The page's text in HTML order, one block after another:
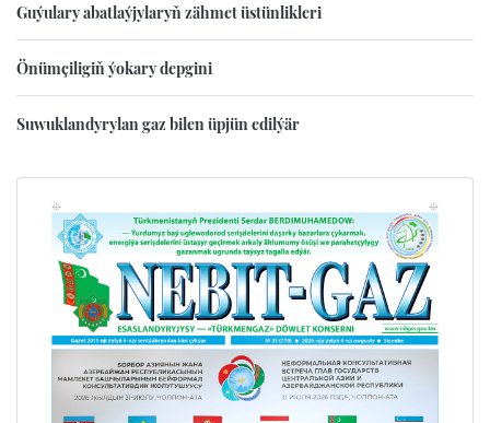
Guýulary abatlaýjylaryň zähmet üstünlikleri
Önümçiligiň ýokary depgini
Suwuklandyrylan gaz bilen üpjün edilýär